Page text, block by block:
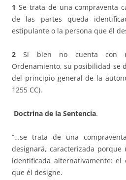
1 Se trata de una compraventa
de las partes queda
estipulante o la persona que él
2Si bien no cuenta con
Ordenamiento, su posibilidad se
del principio general de la
1255 CC).
Doctrina de la Sentencia.
“…se trata de una
designará, caracterizada
identificada alternativamente:
que él designe.